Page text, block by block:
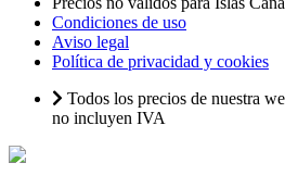
Condiciones de uso
Aviso legal
Política de privacidad y cookies
Todos los precios de nuestra
no incluyen IVA